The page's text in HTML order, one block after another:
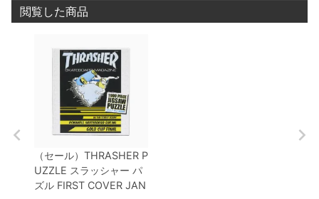
閲覧した商品
（セール） THRASHER P
UZZLE スラッシャー パ
ズル FIRST COVER JAN